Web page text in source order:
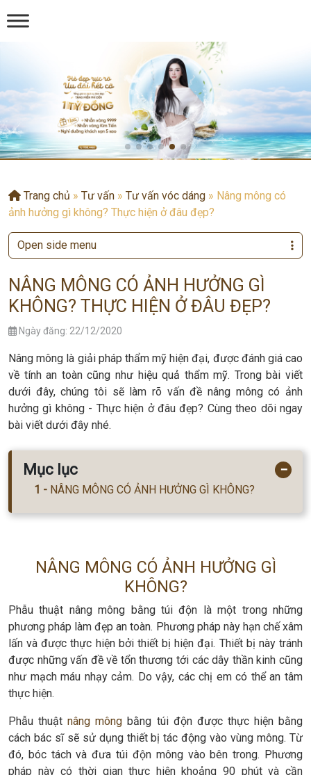
Trang chủ » Tư vấn » Tư vấn vóc dáng » Nâng mông có
ảnh hưởng gì không? Thực hiện ở đâu đẹp?
NÂNG MÔNG CÓ ẢNH HƯỞNG GÌ
KHÔNG? THỰC HIỆN Ở ĐÂU ĐẸP?
Ngày đăng: 22/12/2020
Nâng mông là giải pháp thẩm mỹ hiện đại, được đánh giá cao
về tính an toàn cũng như hiệu quả thẩm mỹ. Trong bài viết
dưới đây, chúng tôi sẽ làm rõ vấn đề nâng mông có ảnh
hưởng gì không - Thực hiện ở đâu đẹp? Cùng theo dõi ngay
bài viết dưới đây nhé.
Mục lục −
NÂNG MÔNG CÓ ẢNH HƯỞNG GÌ KHÔNG?
NÂNG MÔNG CÓ ẢNH HƯỞNG GÌ
KHÔNG?
Phẫu thuật nâng mông bằng túi độn là một trong những
phương pháp làm đẹp an toàn. Phương pháp này hạn chế xâm
lấn và được thực hiện bởi thiết bị hiện đại. Thiết bị này tránh
được những vấn đề về tổn thương tới các dây thần kinh cũng
như mạch máu nhạy cảm. Do vậy, các chị em có thể an tâm
thực hiện.
Phẫu thuậtnâng mông bằng túi độn được thực hiện bằng
cách bác sĩ sẽ sử dụng thiết bị tác động vào vùng mông. Từ
đó, bóc tách và đưa túi độn mông vào bên trong. Phương
pháp này có thời gian thực hiện khoảng 90 phút và cần
Open side menu